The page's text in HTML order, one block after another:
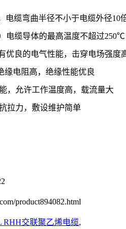
缆弯曲半径不小于电缆外径10
电缆导体的最高温度不超过250℃
优良的电气性能，击穿电场强度
缘电阻高，绝缘性能优良
，允许工作温度高，载流量大
拉力，敷设维护简单
product894082.html
RHH交联聚乙烯电缆,